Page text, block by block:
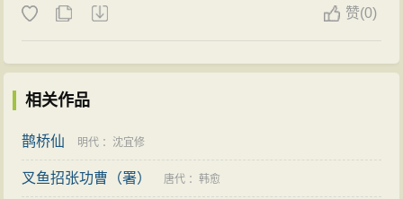
赞(0)
相关作品
鹊桥仙 明代 ： 沈宜修
叉鱼招张功曹（署） 唐代 ：韩愈